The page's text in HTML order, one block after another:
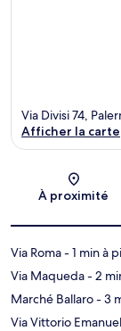
Via Divisi 74,
Afficher la carte
À proximité
Via Roma- 1 min à
Via Maqueda- 2
Marché Ballaro- 3
Via Vittorio